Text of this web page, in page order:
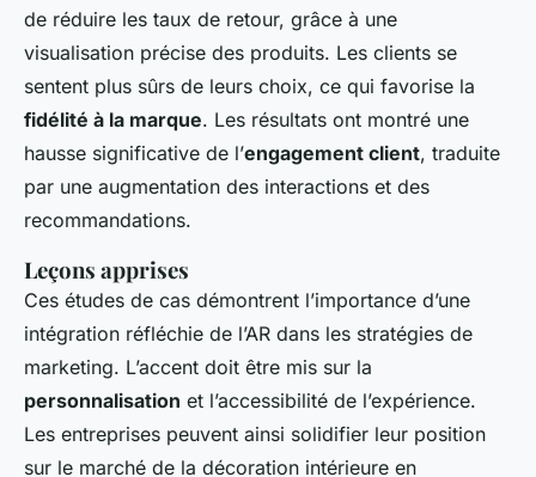
de réduire les taux de retour, grâce à une
visualisation précise des produits. Les clients se
sentent plus sûrs de leurs choix, ce qui favorise la
fidélité à la marque. Les résultats ont montré une
hausse significative de l’engagement client, traduite
par une augmentation des interactions et des
recommandations.
Leçons apprises
Ces études de cas démontrent l’importance d’une
intégration réfléchie de l’AR dans les stratégies de
marketing. L’accent doit être mis sur la
personnalisation et l’accessibilité de l’expérience.
Les entreprises peuvent ainsi solidifier leur position
sur le marché de la décoration intérieure en